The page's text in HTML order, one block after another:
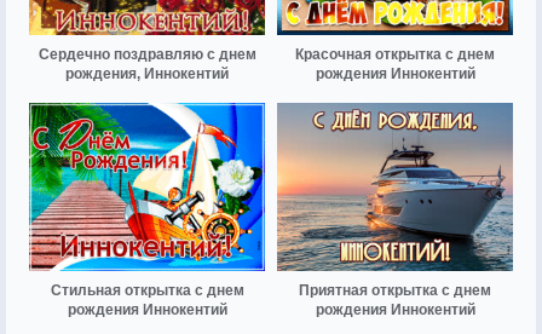
Сердечно поздравляю с днем
рождения, Иннокентий
Красочная открытка с днем
рождения Иннокентий
Стильная открытка с днем
рождения Иннокентий
Приятная открытка с днем
рождения Иннокентий